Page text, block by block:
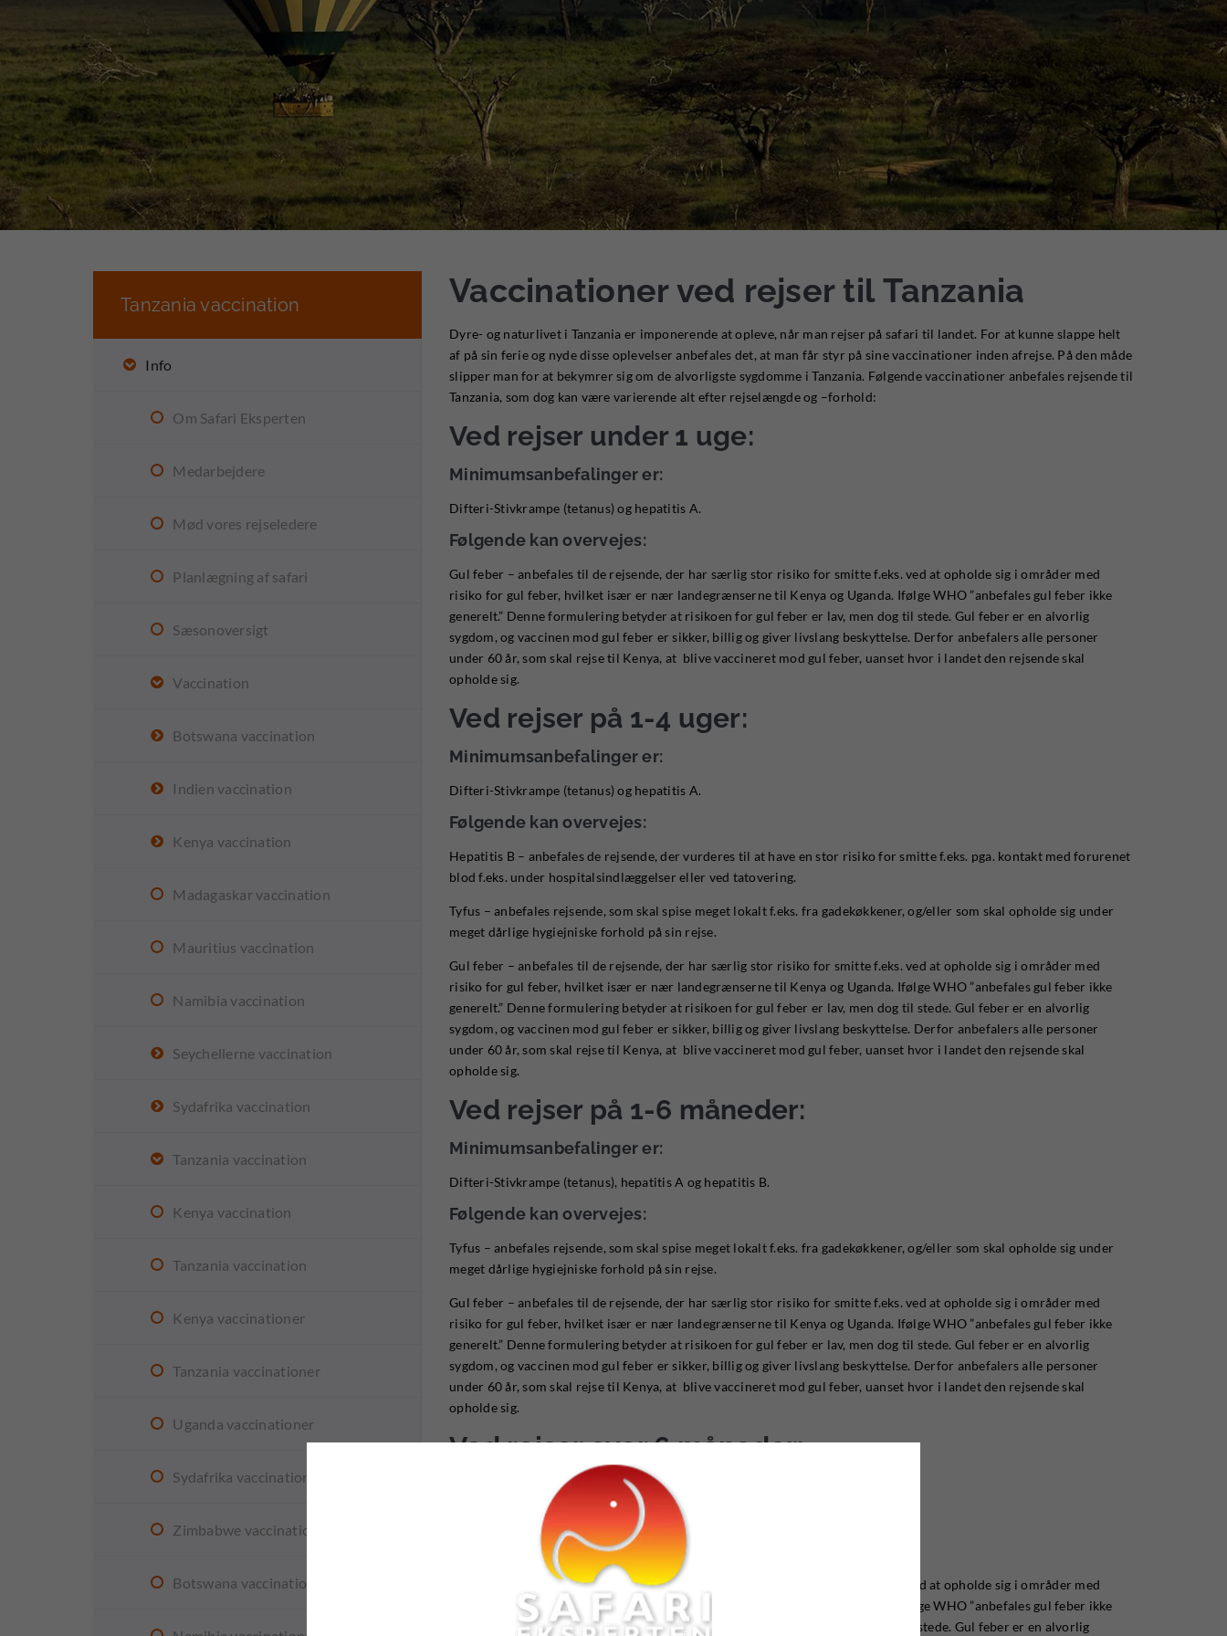
Tanzania vaccination
Info
Om Safari Eksperten
Medarbejdere
Mød vores rejseledere
Planlægning af safari
Sæsonoversigt
Vaccination
Botswana vaccination
Indien vaccination
Kenya vaccination
Madagaskar vaccination
Mauritius vaccination
Namibia vaccination
Seychellerne vaccination
Sydafrika vaccination
Tanzania vaccination
Kenya vaccination
Tanzania vaccination
Kenya vaccinationer
Tanzania vaccinationer
Uganda vaccinationer
Sydafrika vaccinationer
Zimbabwe vaccinationer
Botswana vaccinationer
Vaccinationer ved rejser til Tanzania
Dyre- og naturlivet i Tanzania er imponerende at opleve, når man rejser på safari til landet. For at kunne slappe helt
af på sin ferie og nyde disse oplevelser anbefales det, at man får styr på sine vaccinationer inden afrejse. På den måde
slipper man for at bekymrer sig om de alvorligste sygdomme i Tanzania. Følgende vaccinationer anbefales rejsende til
Tanzania, som dog kan være varierende alt efter rejselængde og –forhold:
Ved rejser under 1 uge:
Minimumsanbefalinger er:
Difteri-Stivkrampe (tetanus) og hepatitis A.
Følgende kan overvejes:
Gul feber – anbefales til de rejsende, der har særlig stor risiko for smitte f.eks. ved at opholde sig i områder med
risiko for gul feber, hvilket især er nær landegrænserne til Kenya og Uganda. Ifølge WHO ”anbefales gul feber ikke
generelt.” Denne formulering betyder at risikoen for gul feber er lav, men dog til stede. Gul feber er en alvorlig
sygdom, og vaccinen mod gul feber er sikker, billig og giver livslang beskyttelse. Derfor anbefalers alle personer
under 60 år, som skal rejse til Kenya, at blive vaccineret mod gul feber, uanset hvor i landet den rejsende skal
opholde sig.
Ved rejser på 1-4 uger:
Minimumsanbefalinger er:
Difteri-Stivkrampe (tetanus) og hepatitis A.
Følgende kan overvejes:
Hepatitis B – anbefales de rejsende, der vurderes til at have en stor risiko for smitte f.eks. pga. kontakt med forurenet
blod f.eks. under hospitalsindlæggelser eller ved tatovering.
Tyfus – anbefales rejsende, som skal spise meget lokalt f.eks. fra gadekøkkener, og/eller som skal opholde sig under
meget dårlige hygiejniske forhold på sin rejse.
Gul feber – anbefales til de rejsende, der har særlig stor risiko for smitte f.eks. ved at opholde sig i områder med
risiko for gul feber, hvilket især er nær landegrænserne til Kenya og Uganda. Ifølge WHO ”anbefales gul feber ikke
generelt.” Denne formulering betyder at risikoen for gul feber er lav, men dog til stede. Gul feber er en alvorlig
sygdom, og vaccinen mod gul feber er sikker, billig og giver livslang beskyttelse. Derfor anbefalers alle personer
under 60 år, som skal rejse til Kenya, at blive vaccineret mod gul feber, uanset hvor i landet den rejsende skal
opholde sig.
Ved rejser på 1-6 måneder:
Minimumsanbefalinger er:
Difteri-Stivkrampe (tetanus), hepatitis A og hepatitis B.
Følgende kan overvejes:
Tyfus – anbefales rejsende, som skal spise meget lokalt f.eks. fra gadekøkkener, og/eller som skal opholde sig under
meget dårlige hygiejniske forhold på sin rejse.
Gul feber – anbefales til de rejsende, der har særlig stor risiko for smitte f.eks. ved at opholde sig i områder med
risiko for gul feber, hvilket især er nær landegrænserne til Kenya og Uganda. Ifølge WHO ”anbefales gul feber ikke
generelt.” Denne formulering betyder at risikoen for gul feber er lav, men dog til stede. Gul feber er en alvorlig
sygdom, og vaccinen mod gul feber er sikker, billig og giver livslang beskyttelse. Derfor anbefalers alle personer
under 60 år, som skal rejse til Kenya, at blive vaccineret mod gul feber, uanset hvor i landet den rejsende skal
opholde sig.
Ved rejser over 6 måneder:
Minimumsanbefalinger er:
Difteri-Stivkrampe (tetanus), hepatitis A, hepatitis B og tyfus.
Følgende kan overvejes:
Gul feber – anbefales til de rejsende, der har særlig stor risiko for smitte f.eks. ved at opholde sig i områder med
risiko for gul feber, hvilket især er nær landegrænserne til Kenya og Uganda. Ifølge WHO ”anbefales gul feber ikke
generelt.” Denne formulering betyder at risikoen for gul feber er lav, men dog til stede. Gul feber er en alvorlig